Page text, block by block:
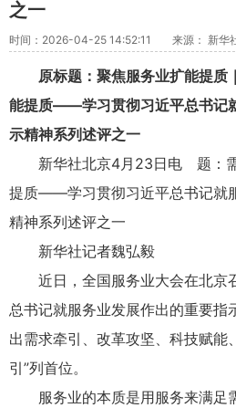
之一
时间：2026-04-25 14:52:11 来源： 新华
原标题：聚焦服务业扩能提质
能提质——学习贯彻习近平总书记
示精神系列述评之一
新华社北京4月23日电 题：
提质——学习贯彻习近平总书记就
精神系列述评之一
新华社记者魏弘毅
近日，全国服务业大会在北京
总书记就服务业发展作出的重要指
出需求牵引、改革攻坚、科技赋能
引”列首位。
服务业的本质是用服务来满足